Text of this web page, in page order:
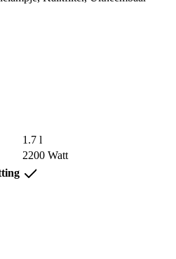
1.7 l
2200 Watt